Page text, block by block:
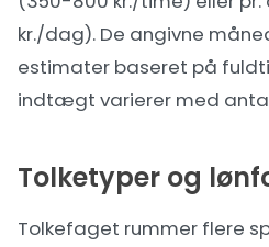
kr./dag). De angivne
estimater baseret på
indtægt varierer med
Tolketyper og
Tolkefaget rummer flere